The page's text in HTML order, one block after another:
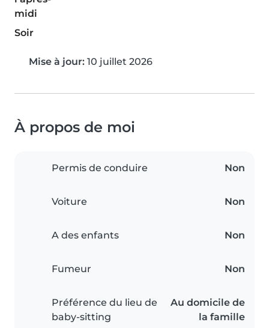
midi
Soir
Mise à jour: 10 juillet 2026
À propos de moi
Permis de conduire Non
Voiture Non
A des enfants Non
Fumeur Non
Préférence du lieu de
baby-sitting
Au domicile de
la famille